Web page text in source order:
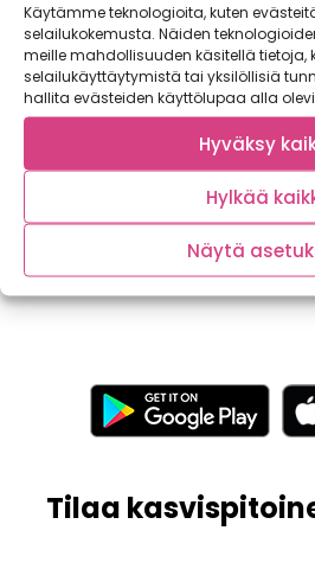
Käytämme teknologioita, kuten
selailukokemusta. Näiden
meille mahdollisuuden käsitellä tietoja,
selailukäyttäytymistä tai yksilöllisiä
hallita evästeiden käyttölupaa alla
Hyväksy
Hylkää
Näytä
Maistuva aamiainen:
Jotain ihanaa ja erityistä
omenarahkaletut? Nämä
valmistuvat käden...
Tilaa